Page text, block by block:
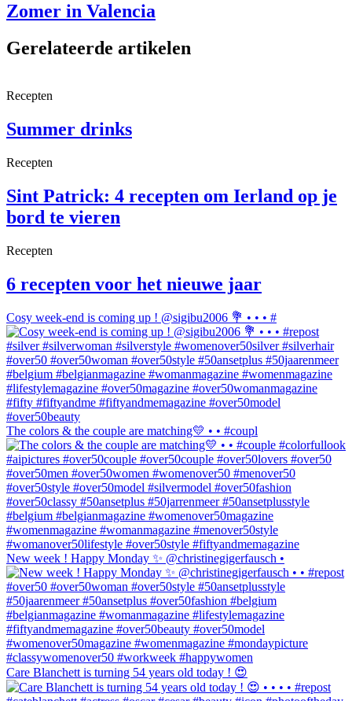
Zomer in Valencia
Gerelateerde artikelen
Recepten
Summer drinks
Recepten
Sint Patrick: 4 recepten om Ierland op je
bord te vieren
Recepten
6 recepten voor het nieuwe jaar
Cosy week-end is coming up ! @sigibu2006 💐 • • • #
The colors & the couple are matching💛 • • #coupl
New week ! Happy Monday ✨ @christinegigerfausch •
Care Blanchett is turning 54 years old today ! 😍